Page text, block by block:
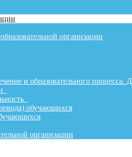
организации
и образовательного процесса.
обучающихся
организации